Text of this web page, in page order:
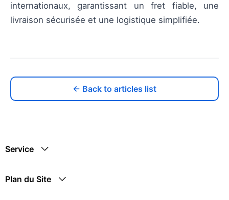
internationaux, garantissant un fret fiable, une
livraison sécurisée et une logistique simplifiée.
← Back to articles list
Service
Plan du Site